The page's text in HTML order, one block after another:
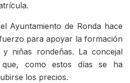
Ayuntamiento de Ronda hace
para apoyar la formación
niñas rondeñas. La concejal
que, como estos días se ha
los precios.